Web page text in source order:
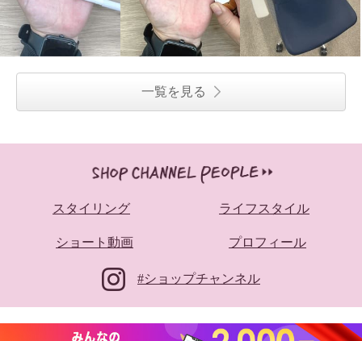
一覧を見る
スタイリング ライフスタイル
ショート動画 プロフィール
#ショップチャンネル